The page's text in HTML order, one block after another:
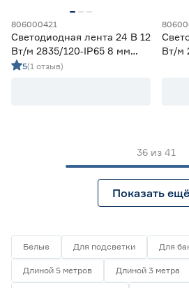
806000421
Светодиодная лента 24 В 12
Вт/м 2835/120‑IP65 8 мм
дневной 5 м Geniled
5(1 отзыв)
Вт/м
36 из 41
Показать ещё
Белые Для подсветки Для
Длиной 5 метров Длиной 3 метра